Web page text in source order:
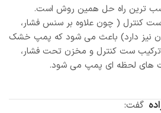
ترین راه حل همین روش است.
ست کنترل ( چون علاوه بر سنس فشار،
نیز دارد) باعث می شود که پمپ خشک
ترکیب ست کنترل و مخزن تحت فشار،
های لحظه ای پمپ می شود.
گفت: